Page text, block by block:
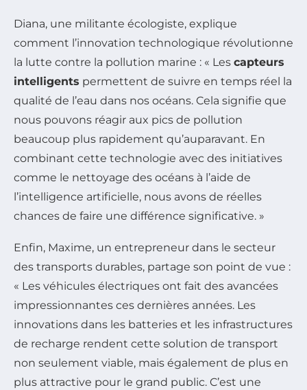
Diana, une militante écologiste, explique
comment l’innovation technologique révolutionne
la lutte contre la pollution marine : « Les capteurs
intelligents permettent de suivre en temps réel la
qualité de l’eau dans nos océans. Cela signifie que
nous pouvons réagir aux pics de pollution
beaucoup plus rapidement qu’auparavant. En
combinant cette technologie avec des initiatives
comme le nettoyage des océans à l’aide de
l’intelligence artificielle, nous avons de réelles
chances de faire une différence significative. »
Enfin, Maxime, un entrepreneur dans le secteur
des transports durables, partage son point de vue :
« Les véhicules électriques ont fait des avancées
impressionnantes ces dernières années. Les
innovations dans les batteries et les infrastructures
de recharge rendent cette solution de transport
non seulement viable, mais également de plus en
plus attractive pour le grand public. C’est une